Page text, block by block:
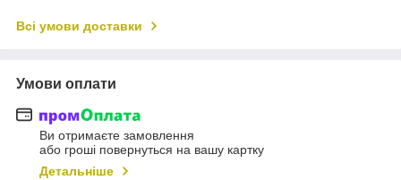
Всі умови доставки
Умови оплати
Ви отримаєте замовлення
або гроші повернуться на вашу картку
Детальніше